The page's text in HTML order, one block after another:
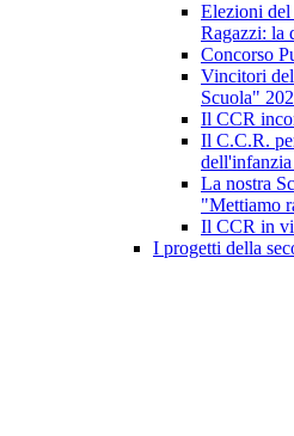
Elezioni
Ragazzi: la
Concorso
Vincitori
Scuola"
Il CCR
Il C.C.R.
dell'infanzia
La nostra
"Mettiamo
Il CCR in
I progetti della